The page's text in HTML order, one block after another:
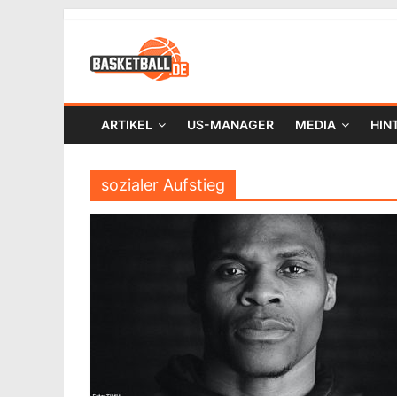
ARTIKEL US-MANAGER MEDIA
sozialer Aufstieg